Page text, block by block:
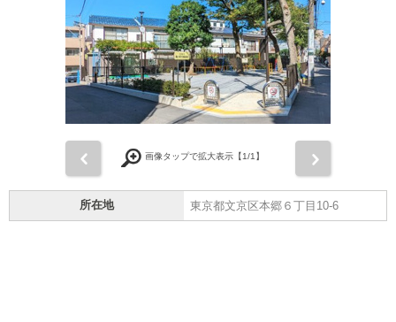
画像タップで拡大表示【1/1】
所在地 東京都文京区本郷６丁目10-6